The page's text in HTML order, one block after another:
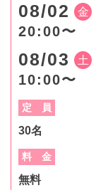
08/02 金
20:00〜
08/03 土
10:00〜
定 員
30名
料 金
無料